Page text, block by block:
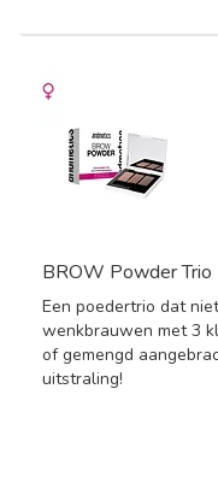
BROW Powder Trio
Een poedertrio dat
wenkbrauwen met 3
of gemengd
uitstraling!